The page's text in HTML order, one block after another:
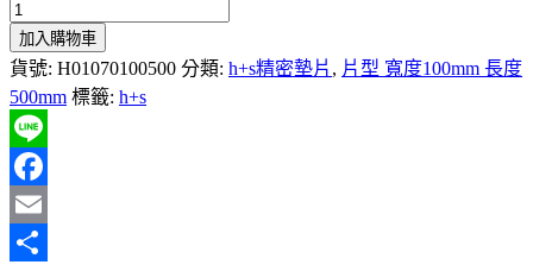
加入購物車
貨號: H01070100500 分類: h+s精密墊片 , 片型 寬度100mm 長度
500mm 標籤: h+s
Line
Facebook
Email